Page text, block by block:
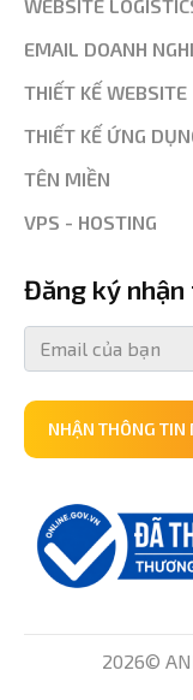
WEBSITE
EMAIL DOANH
THIẾT KẾ WEBSITE
THIẾT KẾ ỨNG
TÊN MIỀN
VPS - HOSTING
Đăng ký
NHẬN THÔNG TIN
2026©